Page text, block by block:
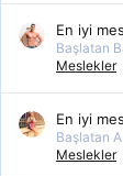
En iyi
Başlatan
Meslekler
En iyi
Başlatan
Meslekler